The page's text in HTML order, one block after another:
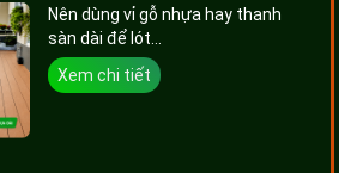
Nên dùng vỉ gỗ nhựa hay thanh
sàn dài để lót...
Xem chi tiết